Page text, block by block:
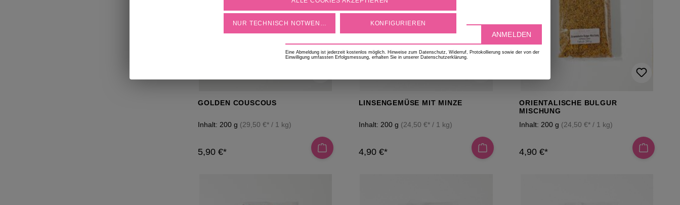
GOLDEN COUSCOUS
Inhalt: 200 g (29,50 €* / 1 kg)
5,90 €*
LINSENGEMÜSE MIT MINZE
Inhalt: 200 g (24,50 €* / 1 kg)
4,90 €*
ORIENTALISCHE BULGUR
MISCHUNG
Inhalt: 200 g (24,50 €* / 1 kg)
4,90 €*
ANMELDEN
Eine Abmeldung ist jederzeit kostenlos möglich. Hinweise zum Datenschutz, Widerruf, Protokollierung sowie der von der
Einwilligung umfassten Erfolgsmessung, erhalten Sie in unserer Datenschutzerklärung.
NUR TECHNISCH NOTWENDIGE KONFIGURIEREN